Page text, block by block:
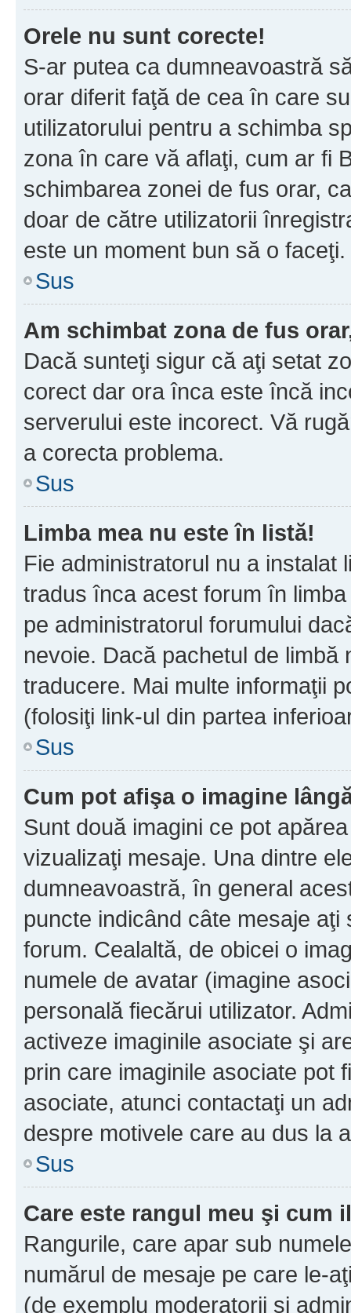
Orele nu sunt corecte!
S-ar putea ca dumneavoastră
orar diferit faţă de cea în care
utilizatorului pentru a schimba
zona în care vă aflaţi, cum ar fi
schimbarea zonei de fus orar,
doar de către utilizatorii
este un moment bun să o faceţi.
Sus
Am schimbat zona de fus
Dacă sunteţi sigur că aţi setat
corect dar ora înca este încă
serverului este incorect. Vă
a corecta problema.
Sus
Limba mea nu este în listă!
Fie administratorul nu a instalat
tradus înca acest forum în
pe administratorul forumului
nevoie. Dacă pachetul de
traducere. Mai multe informaţii
(folosiţi link-ul din partea
Sus
Cum pot afişa o imagine
Sunt două imagini ce pot
vizualizaţi mesaje. Una dintre
dumneavoastră, în general
puncte indicând câte mesaje
forum. Cealaltă, de obicei o
numele de avatar (imagine
personală fiecărui utilizator.
activeze imaginile asociate şi
prin care imaginile asociate pot
asociate, atunci contactaţi un
despre motivele care au dus la
Sus
Care este rangul meu şi cum
Rangurile, care apar sub
numărul de mesaje pe care le-
(de exemplu moderatorii şi